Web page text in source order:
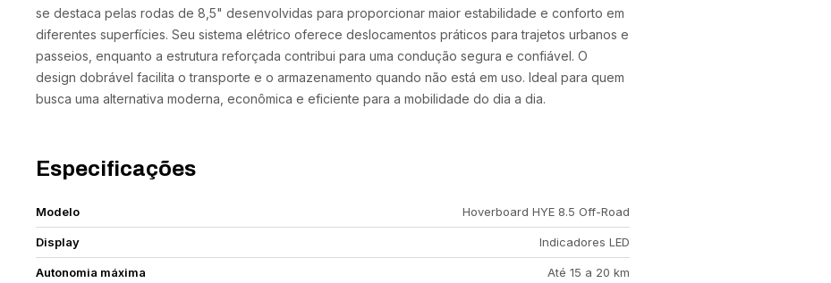
se destaca pelas rodas de 8,5" desenvolvidas para proporcionar maior estabilidade e conforto em
diferentes superfícies. Seu sistema elétrico oferece deslocamentos práticos para trajetos urbanos e
passeios, enquanto a estrutura reforçada contribui para uma condução segura e confiável. O
design dobrável facilita o transporte e o armazenamento quando não está em uso. Ideal para quem
busca uma alternativa moderna, econômica e eficiente para a mobilidade do dia a dia.
Especificações
Modelo Hoverboard HYE 8.5 Off-Road
Display Indicadores LED
Autonomia máxima Até 15 a 20 km